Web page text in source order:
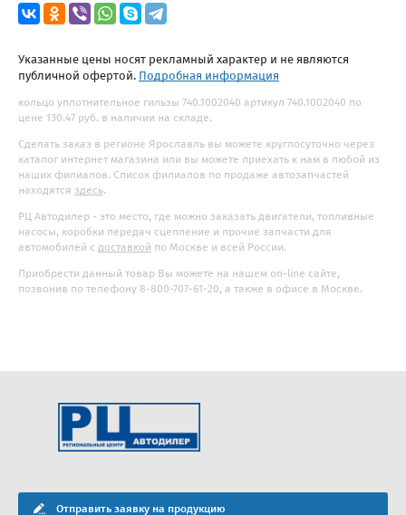
Указанные цены носят рекламный характер и не являются
публичной офертой. Подробная информация
кольцо уплотнительное гильзы 740.1002040 артикул 740.1002040 по
цене 130.47 руб. в наличии на складе.
Сделать заказ в регионе Ярославль вы можете круглосуточно через
каталог интернет магазина или вы можете приехать к нам в любой из
наших филиалов. Список филиалов по продаже автозапчастей
находятся здесь.
РЦ Автодилер - это место, где можно заказать двигатели, топливные
насосы, коробки передач сцепление и прочие запчасти для
автомобилей с доставкой по Москве и всей России.
Приобрести данный товар Вы можете на нашем on-line сайте,
позвонив по телефону 8-800-707-61-20, а также в офисе в Москве.
Отправить заявку на продукцию